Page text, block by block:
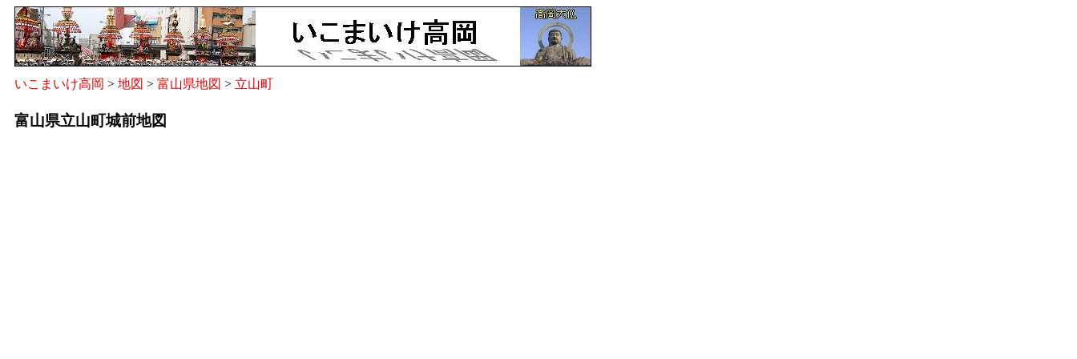
いこまいけ高岡 > 地図 > 富山県地図 > 立山町
富山県立山町城前地図